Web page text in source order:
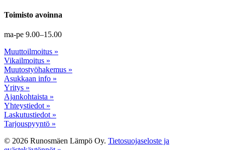
Toimisto avoinna
ma-pe 9.00–15.00
Muuttoilmoitus »
Vikailmoitus »
Muutostyöhakemus »
Asukkaan info »
Yritys »
Ajankohtaista »
Yhteystiedot »
Laskutustiedot »
Tarjouspyyntö »
© 2026 Runosmäen Lämpö Oy. Tietosuojaseloste ja